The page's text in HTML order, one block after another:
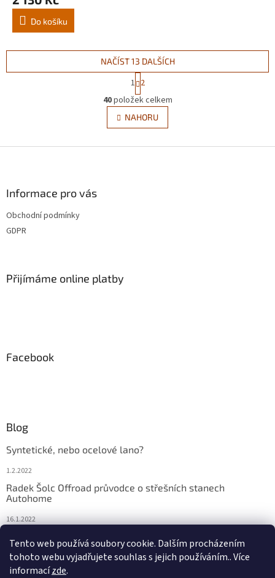
Tento web používá soubory cookie. Dalším procházením
tohoto webu vyjadřujete souhlas s jejich používáním.. Více
informacízde.
Do košíku
O
v
l
á
NAČÍST 13 DALŠÍCH
S
t
r
á
n
k
v
1 2
40položek celkem
NAHORU
Informace pro vás
Obchodní podmínky
GDPR
Přijímáme online platby
Facebook
Blog
Syntetické, nebo ocelové lano?
1.2.2022
Radek Šolc Offroad průvodce o střešních stanech
Autohome
16.1.2022
4.2.2021